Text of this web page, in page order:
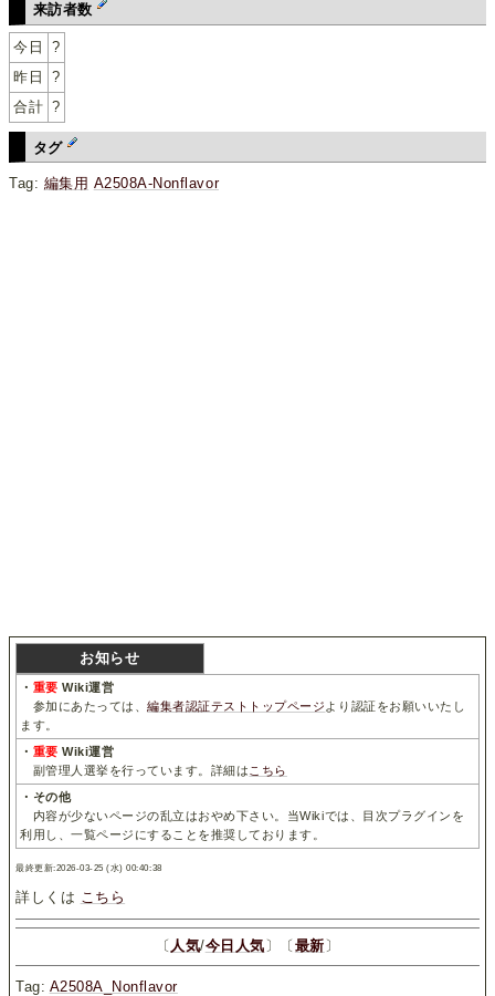
来訪者数
今日
?
昨日
?
合計 ?
タグ
Tag: 編集用 A2508A-Nonflavor
お知らせ
・ 重要 Wiki運営
参加にあたっては、編集者認証テストトップページより認証をお願いいたし
ます。
・ 重要 Wiki運営
副管理人選挙を行っています。詳細はこちら
・その他
内容が少ないページの乱立はおやめ下さい。当Wikiでは、目次プラグインを
利用し、一覧ページにすることを推奨しております。
最終更新:2026-03-25 (水) 00:40:38
詳しくは こちら
〔 人気/今日人気 〕〔 最新 〕
Tag: A2508A_Nonflavor